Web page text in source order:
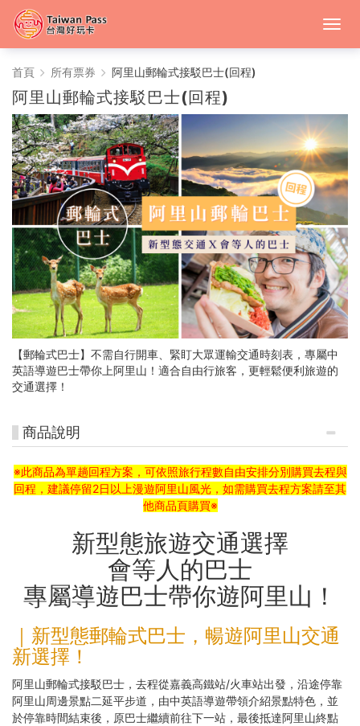
中
台
灣
好
玩
卡
首頁 所有票券 阿里山郵輪式接駁巴士(回程)
阿里山郵輪式接駁巴士(回程)
【郵輪式巴士】不需自行開車、緊盯大眾運輸交通時刻表，專屬中
英語導遊巴士帶你上阿里山！適合自由行旅客，更輕鬆便利旅遊的
交通選擇！
商品說明
※此商品為單趟回程方案，可依照旅行程數自由安排分別購買去程與
回程，建議停留2日以上漫遊阿里山風光，如需購買去程方案請至其
他商品頁購買※
新型態旅遊交通選擇
會等人的巴士
專屬導遊巴士帶你遊阿里山！
｜新型態郵輪式巴士，暢遊阿里山交通
新選擇！
阿里山郵輪式接駁巴士，去程從嘉義高鐵站/火車站出發，沿途停靠
阿里山周邊景點二延平步道，由中英語導遊帶領介紹景點特色，並
於停靠時間結束後，原巴士繼續前往下一站，最後抵達阿里山終點